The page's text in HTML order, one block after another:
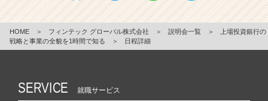
HOME ＞ フィンテック グローバル株式会社 ＞ 説明会一覧 ＞
上場投資銀行の
戦略と事業の全貌を1時間で知る
＞ 日程詳細
SERVICE 就職サービス